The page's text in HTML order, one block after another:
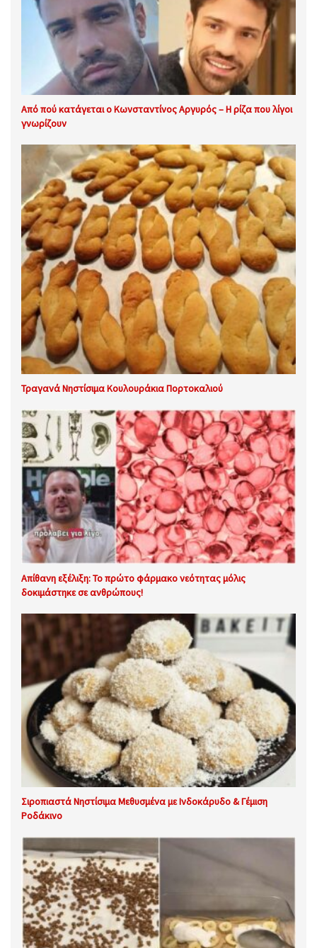
Από πού κατάγεται ο Κωνσταντίνος Αργυρός – Η ρίζα που λίγοι
γνωρίζουν
Τραγανά Νηστίσιμα Κουλουράκια Πορτοκαλιού
Απίθανη εξέλιξη: Το πρώτο φάρμακο νεότητας μόλις
δοκιμάστηκε σε ανθρώπους!
Σιροπιαστά Νηστίσιμα Μεθυσμένα με Ινδοκάρυδο & Γέμιση
Ροδάκινο